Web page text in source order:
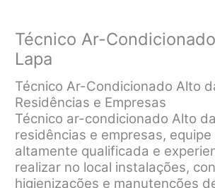
Técnico Ar-
Lapa
Técnico Ar-Condicionado Alto
Residências e Empresas
Técnico ar-condicionado Alto
residências e empresas, equipe
altamente qualificada e
realizar no local instalações,
higienizações e manutenções